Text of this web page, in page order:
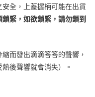
全，上蓋握柄可能在出貨
緊，如欲鎖緊，請勿鎖到
而發出滴滴答答的聲響，
後聲響就會消失）。